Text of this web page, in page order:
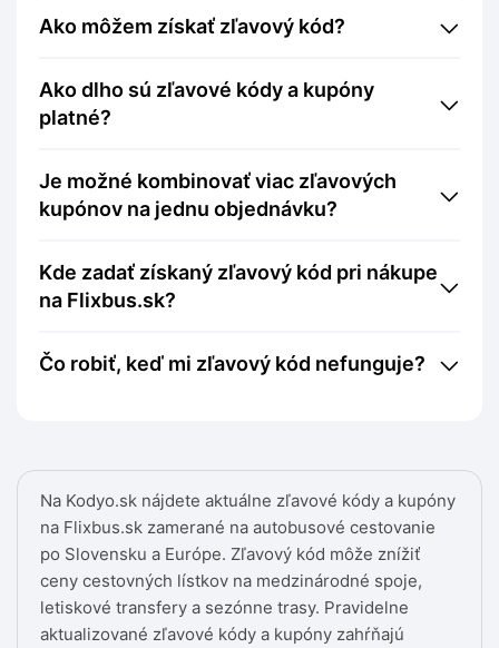
Na Kodyo.sk nájdete aktuálne zľavové kódy a kupóny
na Flixbus.sk zamerané na autobusové cestovanie
po Slovensku a Európe. Zľavový kód môže znížiť
ceny cestovných lístkov na medzinárodné spoje,
letiskové transfery a sezónne trasy. Pravidelne
aktualizované zľavové kódy a kupóny zahŕňajú
Ako môžem získať zľavový kód?
Ako dlho sú zľavové kódy a kupóny
platné?
Je možné kombinovať viac zľavových
kupónov na jednu objednávku?
Kde zadať získaný zľavový kód pri nákupe
na Flixbus.sk?
Čo robiť, keď mi zľavový kód nefunguje?